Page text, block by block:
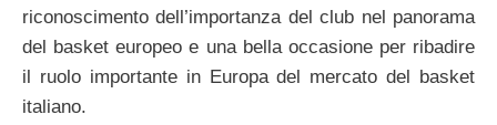
riconoscimento dell’importanza del club nel panorama
del basket europeo e una bella occasione per ribadire
il ruolo importante in Europa del mercato del basket
italiano.